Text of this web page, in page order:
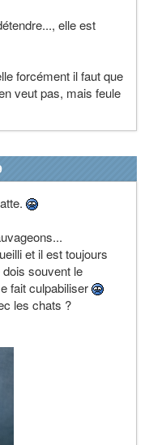
elle est
forcément il faut que
veut pas, mais feule
et il est toujours
souvent le
fait culpabiliser
les chats ?